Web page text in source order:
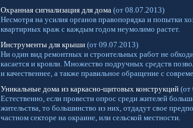
Охранная сигнализация для дома (от 08.07.2013)
Несмотря на усилия органов правопорядка и попытки
квартирных краж с каждым годом неумолимо растет.
Инструменты для крыши (от 09.07.2013)
Ни один вид ремонтных и строительных работ не
касается и кровли. Множество подручных средств
и качественнее, а также правильное обращение с
Уникальные дома из каркасно-щитовых конструкций (от
Естественно, если провести опрос среди жителей
жительства, то большинство из них, отдадут свое
частном секторе на окраине, или сельской местности.